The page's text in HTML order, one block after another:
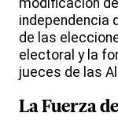
independencia
de las
electoral y la
jueces de las
La Fuerza